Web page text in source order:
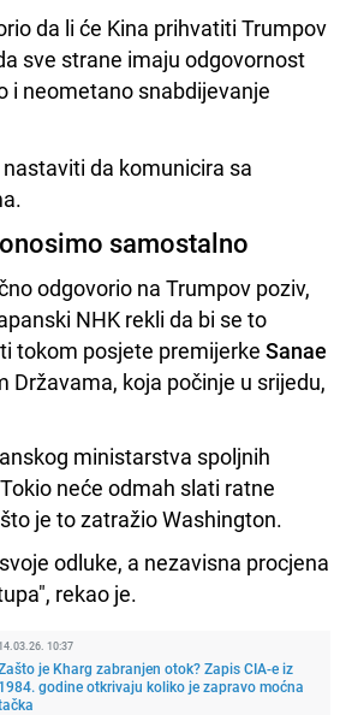
da li će Kina prihvatiti Trumpov
sve strane imaju odgovornost
i neometano snabdijevanje
da komunicira sa
samostalno
odgovorio na Trumpov poziv,
NHK rekli da bi se to
tokom posjete premijerke Sanae
Državama, koja počinje u srijedu,
ministarstva spoljnih
neće odmah slati ratne
je to zatražio Washington.
odluke, a nezavisna procjena
rekao je.
10:37
je Kharg zabranjen otok? Zapis CIA-e iz
1984. godine otkrivaju koliko je zapravo moćna